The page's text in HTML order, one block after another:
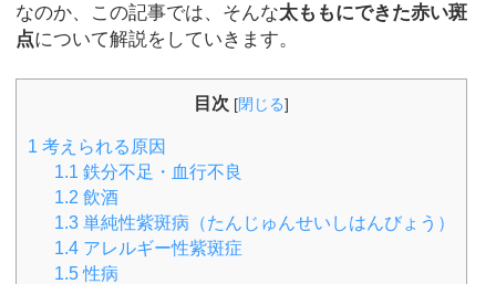
なのか、この記事では、そんな太ももにできた赤い斑
点について解説をしていきます。
目次 [閉じる]
1 考えられる原因
1.1 鉄分不足・血行不良
1.2 飲酒
1.3単純性紫斑病（たんじゅんせいしはんびょう）
1.4アレルギー性紫斑症
1.5性病